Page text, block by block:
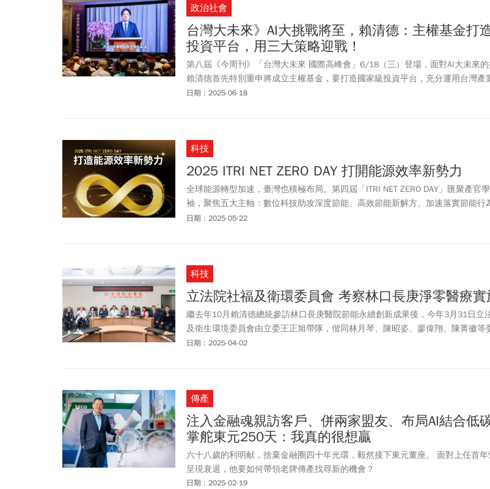
時間點規劃。
政治社會
台灣大未來》AI大挑戰將至，賴清德：主權基金打
投資平台，用三大策略迎戰！
第八屆《今周刊》「台灣大未來 國際高峰會」6/18（三）登場，面對AI大未來
賴清德首先特別重申將成立主權基金，要打造國家級投資平台，充分運用台灣產
全球、連接AI時代主要目標市場。賴總統提及3大策略包括：政府將攜手法人機構
日期：2025-06-18
科技
2025 ITRI NET ZERO DAY 打開能源效率新勢力
全球能源轉型加速，臺灣也積極布局。第四屆「ITRI NET ZERO DAY」匯聚產官
袖，聚焦五大主軸：數位科技助攻深度節能、高效節能新解方、加速落實節能行
機、低碳氫氨供應與應用契機、循環再生新商機，打造提升能源效率的關鍵解方
日期：2025-05-22
科技
立法院社福及衛環委員會 考察林口長庚淨零醫療實
繼去年10月賴清德總統參訪林口長庚醫院節能永續創新成果後，今年3月31日立
及衛生環境委員會由立委王正旭帶隊，偕同林月琴、陳昭姿、廖偉翔、陳菁徽等
部彭啟明部長和衛福部邱泰源部長到林口長庚醫院，考察淨零醫療實施成效。
日期：2025-04-02
傳產
注入金融魂親訪客戶、併兩家盟友、布局AI結合低
掌舵東元250天：我真的很想贏
六十八歲的利明献，捨棄金融圈四十年光環，毅然接下東元董座。 面對上任首
呈現衰退，他要如何帶領老牌傳產找尋新的機會？
日期：2025-02-19